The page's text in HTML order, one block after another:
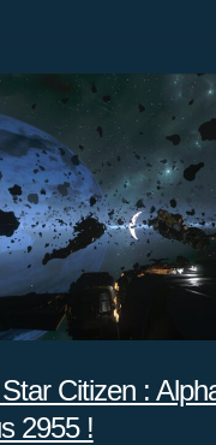
Citizen :
2955 !